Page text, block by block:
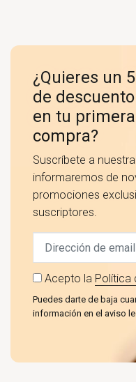
¿Quieres un
de descuento
en tu primera
compra?
Suscríbete a
informaremos de
promociones
suscriptores.
Acepto la Política
Puedes darte de baja
información en el aviso